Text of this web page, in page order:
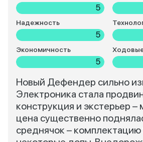
5
Надежность
5
Экономичность
5
Новый Дефендер сильно
Электроника стала
конструкция и экстерьер
цена существенно
среднячок – комплектацию